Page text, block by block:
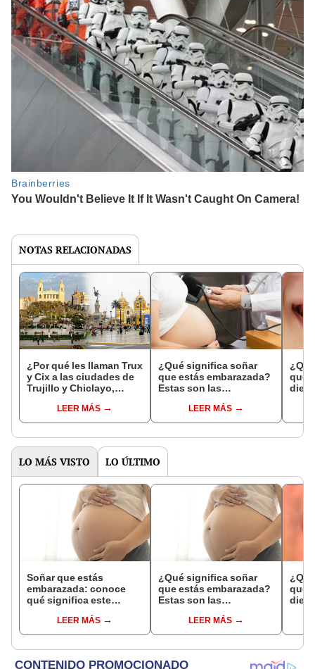
NOTAS RELACIONADAS
¿Por qué les llaman Trux
y Cix a las ciudades de
Trujillo y Chiclayo,
LEER MÁS
¿Qué significa soñar
que estás embarazada?
Estas son las
comunesLEER MÁS
que
LO MÁS VISTO LO ÚLTIMO
Soñar que estás
embarazada: conoce
qué significa este
LEER MÁS
¿Qué significa soñar
que estás embarazada?
Estas son las
comunesLEER MÁS
que